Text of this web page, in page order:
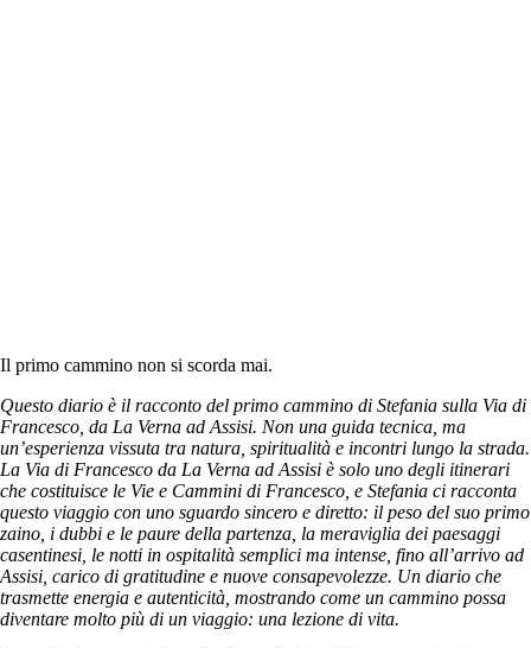
Il primo cammino non si scorda mai.
Questo diario è il racconto del primo cammino di Stefania sulla Via di
Francesco, da La Verna ad Assisi. Non una guida tecnica, ma
un’esperienza vissuta tra natura, spiritualità e incontri lungo la strada.
La Via di Francesco da La Verna ad Assisi è solo uno degli itinerari
che costituisce le Vie e Cammini di Francesco, e Stefania ci racconta
questo viaggio con uno sguardo sincero e diretto: il peso del suo primo
zaino, i dubbi e le paure della partenza, la meraviglia dei paesaggi
casentinesi, le notti in ospitalità semplici ma intense, fino all’arrivo ad
Assisi, carico di gratitudine e nuove consapevolezze. Un diario che
trasmette energia e autenticità, mostrando come un cammino possa
diventare molto più di un viaggio: una lezione di vita.